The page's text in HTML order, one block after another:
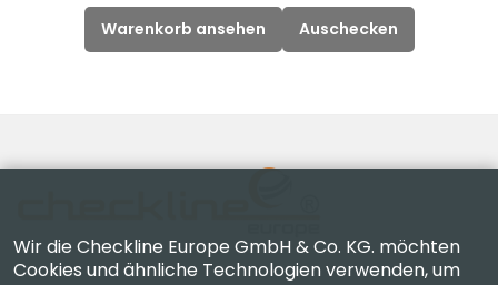
Warenkorb ansehen Auschecken
Wir die Checkline Europe GmbH & Co. KG. möchten
Cookies und ähnliche Technologien verwenden, um